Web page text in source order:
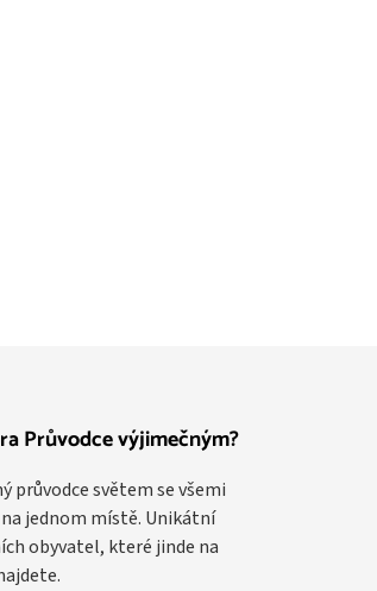
Průvodce výjimečným?
průvodce světem se všemi
jednom místě. Unikátní
obyvatel, které jinde na